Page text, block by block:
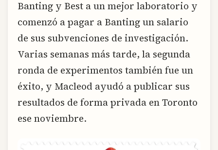
Banting y Best a un mejor laboratorio y
comenzó a pagar a Banting un salario
de sus subvenciones de investigación.
Varias semanas más tarde, la segunda
ronda de experimentos también fue un
éxito, y Macleod ayudó a publicar sus
resultados de forma privada en Toronto
ese noviembre.